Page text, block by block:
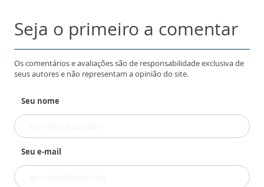
Seja o primeiro a comentar
Os comentários e avaliações são de responsabilidade exclusiva de
seus autores e não representam a opinião do site.
Seu nome
Seu e-mail